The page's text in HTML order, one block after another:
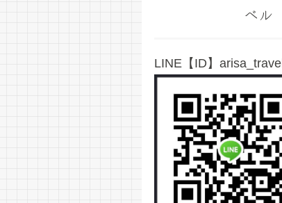
ベル
LINE【ID】arisa_travel